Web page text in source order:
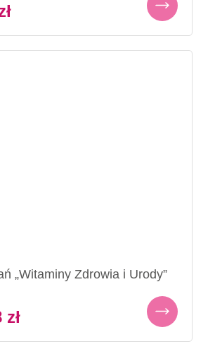
„Witaminy Zdrowia i Urody”
zł